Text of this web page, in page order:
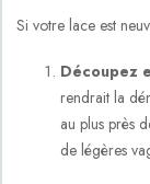
Si votre lace est
Découpez
rendrait la
au plus près
de légères